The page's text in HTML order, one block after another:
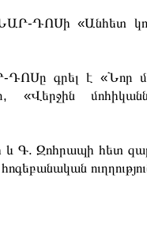
ԴՈՍի «Անհետ
ԴՈՍը գրել է «Նոր
«Վերջին
Գ. Զոհրապի հետ